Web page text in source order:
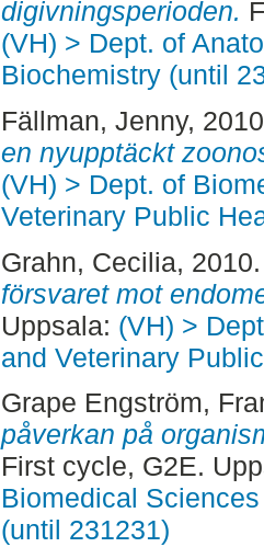
digivningsperioden.
(VH) > Dept. of
Biochemistry (until
Fällman, Jenny,
en nyupptäckt
(VH) > Dept. of
Veterinary Public
Grahn, Cecilia,
försvaret mot
Uppsala: (VH) >
and Veterinary
Grape Engström,
påverkan på
First cycle, G2E.
Biomedical
(until 231231)